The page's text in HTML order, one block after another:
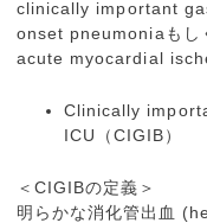
clinically important
onset pneumoniaもし
acute myocardial
Clinically
ICU（CIGIB）
＜CIGIBの定義＞
明らかな消化管出血